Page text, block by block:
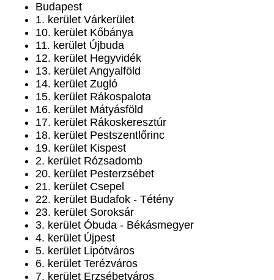
Budapest
1. kerület Várkerület
10. kerület Kőbánya
11. kerület Újbuda
12. kerület Hegyvidék
13. kerület Angyalföld
14. kerület Zugló
15. kerület Rákospalota
16. kerület Mátyásföld
17. kerület Rákoskeresztúr
18. kerület Pestszentlőrinc
19. kerület Kispest
2. kerület Rózsadomb
20. kerület Pesterzsébet
21. kerület Csepel
22. kerület Budafok - Tétény
23. kerület Soroksár
3. kerület Óbuda - Békásmegyer
4. kerület Újpest
5. kerület Lipótváros
6. kerület Terézváros
7. kerület Erzsébetváros